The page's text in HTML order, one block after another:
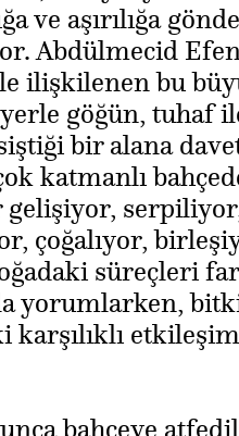
ve aşırılığa
Abdülmecid
ilişkilenen bu
göğün, tuhaf
bir alana
katmanlı
gelişiyor,
çoğalıyor,
süreçleri
yorumlarken,
karşılıklı